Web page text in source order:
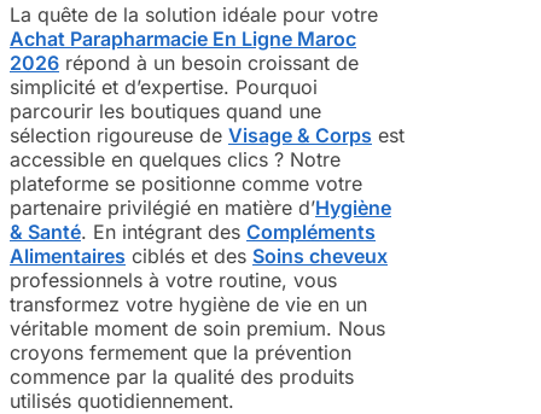
La quête de la solution idéale pour votre
Achat Parapharmacie En Ligne Maroc
2026 répond à un besoin croissant de
simplicité et d’expertise. Pourquoi
parcourir les boutiques quand une
sélection rigoureuse de Visage & Corps est
accessible en quelques clics ? Notre
plateforme se positionne comme votre
partenaire privilégié en matière d’Hygiène
& Santé. En intégrant des Compléments
Alimentaires ciblés et des Soins cheveux
professionnels à votre routine, vous
transformez votre hygiène de vie en un
véritable moment de soin premium. Nous
croyons fermement que la prévention
commence par la qualité des produits
utilisés quotidiennement.